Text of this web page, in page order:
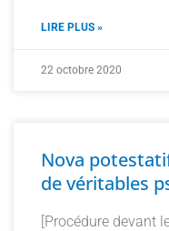
LIRE PLUS »
22 octobre 2020
Nova
de véritables
[Procédure devant